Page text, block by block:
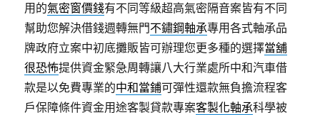
用的氣密窗價錢有不同等級超高氣密隔音案皆有不同
幫助您解決借錢週轉無門不鏽鋼軸承專用各式軸承品
牌政府立案中初底攤販皆可辦理您更多種的選擇當舖
很恐怖提供資金緊急周轉讓八大行業處所中和汽車借
款是以免費專業的中和當鋪可彈性還款無負擔流程客
戶保障條件資金用途客製貸款專案客製化軸承科學被